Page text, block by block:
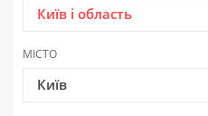
Київ і область
МІСТО
Київ